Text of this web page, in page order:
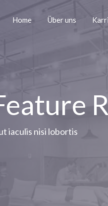
Home Über uns
iaculis nisi lobortis